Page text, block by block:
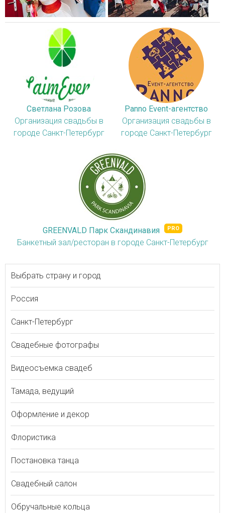
Светлана Розова
Организация свадьбы в
городе Санкт-Петербург
Panno Event-агентство
Организация свадьбы в
городе Санкт-Петербург
GREENVALD Парк Скандинавия
Банкетный зал/ресторан в городе Санкт-Петербург
Выбрать страну и город
Россия
Санкт-Петербург
Свадебные фотографы
Видеосъемка свадеб
Тамада, ведущий
Оформление и декор
Флористика
Постановка танца
Свадебный салон
Обручальные кольца